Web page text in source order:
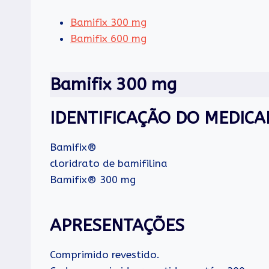
Bamifix 300 mg
Bamifix 600 mg
Bamifix 300 mg
IDENTIFICAÇÃO DO
Bamifix®
cloridrato de bamifilina
Bamifix® 300 mg
APRESENTAÇÕES
Comprimido revestido.